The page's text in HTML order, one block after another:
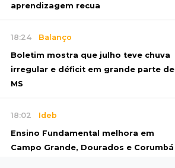
aprendizagem recua
18:24 Balanço
Boletim mostra que julho teve chuva
irregular e déficit em grande parte de
MS
18:02 Ideb
Ensino Fundamental melhora em
Campo Grande, Dourados e Corumbá